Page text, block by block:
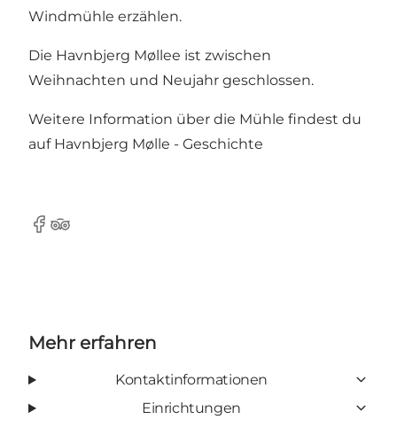
Windmühle erzählen.
Die Havnbjerg Møllee ist zwischen
Weihnachten und Neujahr geschlossen.
Weitere Information über die Mühle findest du
auf Havnbjerg Mølle - Geschichte
facebook
Tripadvisor
Mehr erfahren
Kontaktinformationen
Einrichtungen